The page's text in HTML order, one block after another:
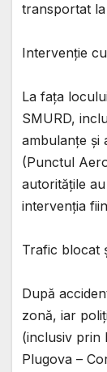
transportat la
Intervenție
La fața
SMURD,
ambulanțe și
(Punctul
autoritățile
intervenția
Trafic blocat
După
zonă, iar
(inclusiv prin
Plugova –